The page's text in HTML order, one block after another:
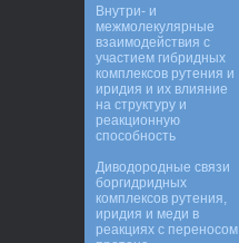
Внутри- и
межмолекулярные
взаимодействия с
участием гибридных
комплексов рутения и
иридия и их влияние
на структуру и
реакционную
способность
Диводородные связи
боргидридных
комплексов рутения,
иридия и меди в
реакциях с переносом